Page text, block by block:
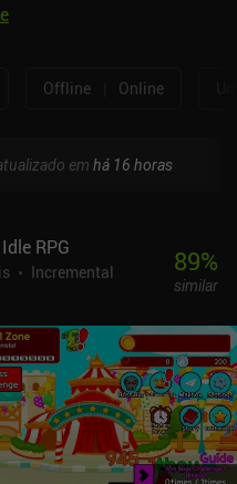
Offline Online
em há 16 horas
RPG
Incremental
89%
similar